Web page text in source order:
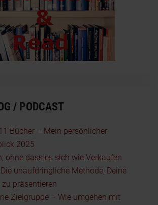
/ PODCAST
Bücher – Mein persönlicher
2025
ohne dass es sich wie Verkaufen
unaufdringliche Methode, Deine
präsentieren
Zielgruppe – Wie umgehen mit